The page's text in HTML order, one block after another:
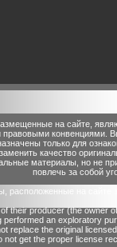
на сайте,
конвенциями.
только для
качество
материалы, но не
повлечь за собой
расположенные на сайте
their producer (the owner
performed an exploratory
replace the original
not get the proper license